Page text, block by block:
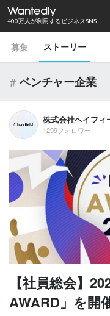
400万人が利用するビジネスSNS
募集 ストーリー
# ベンチャー企業
株式会社ヘイフィ
1299フォロワー
【社員総会】
AWARD」を開